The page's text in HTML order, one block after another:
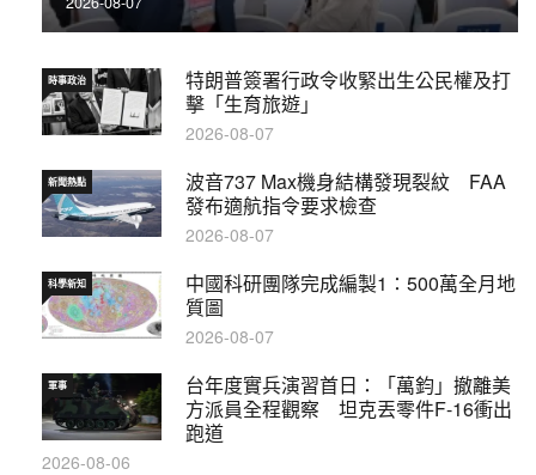
特朗普簽署行政令收緊出生公民權及打
擊「生育旅遊」
時事政治
2026-08-07
波音737 Max機身結構發現裂紋 FAA
發布適航指令要求檢查
新聞熱點
2026-08-07
中國科研團隊完成編製1∶500萬全月地
質圖
科學新知
2026-08-07
台年度實兵演習首日：「萬鈞」撤離美
方派員全程觀察 坦克丟零件F-16衝出
跑道
軍事
2026-08-06